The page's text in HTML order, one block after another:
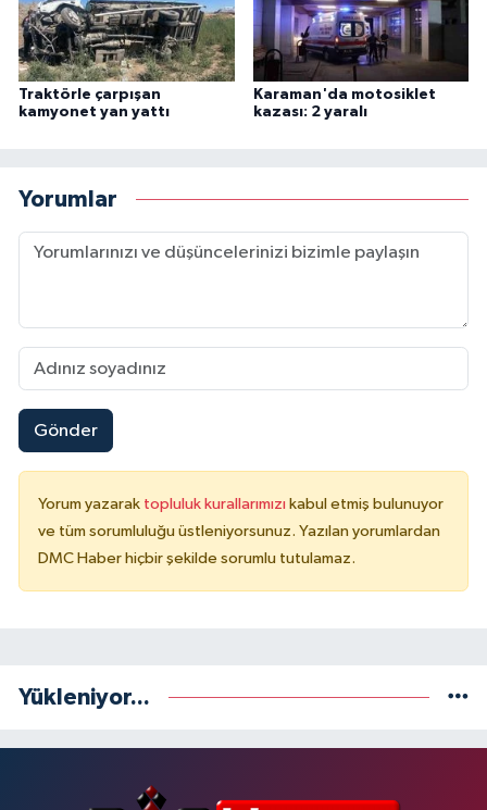
Traktörle çarpışan
kamyonet yan yattı
Karaman'da motosiklet
kazası: 2 yaralı
Yorumlar
Gönder
Yorum yazarak topluluk kurallarımızı kabul etmiş bulunuyor
ve tüm sorumluluğu üstleniyorsunuz. Yazılan yorumlardan
DMC Haber hiçbir şekilde sorumlu tutulamaz.
Yükleniyor...